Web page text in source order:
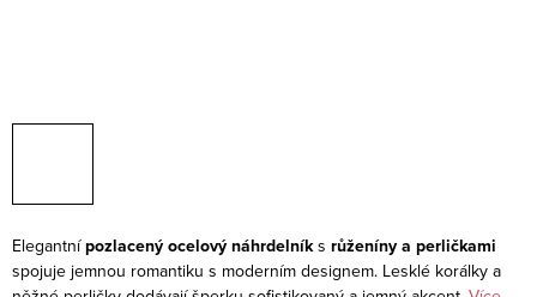
Elegantnípozlacený ocelový náhrdelníks růženíny a perličkami
spojuje jemnou romantiku s moderním designem. Lesklé korálky a